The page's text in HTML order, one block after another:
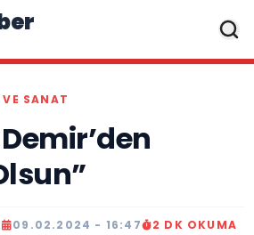
VE SANAT
09.02.2024 - 16:47 2 DK OKUMA